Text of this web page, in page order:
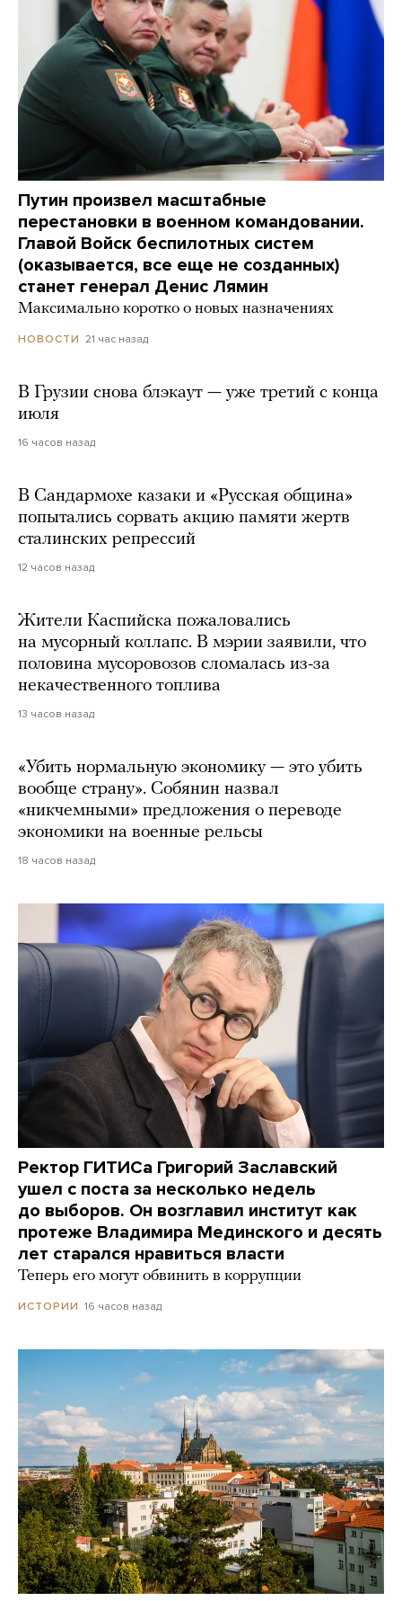
Путин произвел масштабные
перестановки в военном командовании.
Главой Войск беспилотных систем
(оказывается, все еще не созданных)
станет генерал Денис Лямин
Максимально коротко о новых назначениях
НОВОСТИ 21 час назад
В Грузии снова блэкаут — уже третий с конца
июля
16 часов назад
В Сандармохе казаки и «Русская община»
попытались сорвать акцию памяти жертв
сталинских репрессий
12 часов назад
Жители Каспийска пожаловались
на мусорный коллапс. В мэрии заявили, что
половина мусоровозов сломалась из-за
некачественного топлива
13 часов назад
«Убить нормальную экономику — это убить
вообще страну». Собянин назвал
«никчемными» предложения о переводе
экономики на военные рельсы
18 часов назад
Ректор ГИТИСа Григорий Заславский
ушел с поста за несколько недель
до выборов. Он возглавил институт как
протеже Владимира Мединского и десять
лет старался нравиться власти
Теперь его могут обвинить в коррупции
ИСТОРИИ 16 часов назад